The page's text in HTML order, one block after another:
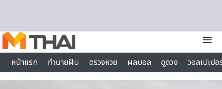
menu
หน้าแรก
ทำนายฝัน ตรวจหวย ผลบอล ดูดวง
วอลเปเป
ไลฟ์สไตล์